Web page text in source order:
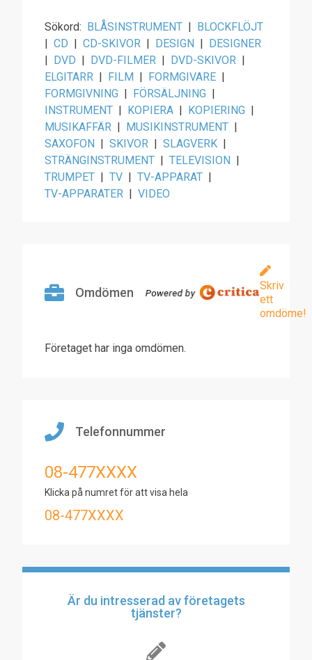
Sökord: BLÅSINSTRUMENT | BLOCKFLÖJT
| CD | CD-SKIVOR | DESIGN | DESIGNER
| DVD | DVD-FILMER | DVD-SKIVOR |
ELGITARR | FILM | FORMGIVARE |
FORMGIVNING | FÖRSÄLJNING |
INSTRUMENT | KOPIERA | KOPIERING |
MUSIKAFFÄR | MUSIKINSTRUMENT |
SAXOFON | SKIVOR | SLAGVERK |
STRÄNGINSTRUMENT | TELEVISION |
TRUMPET | TV | TV-APPARAT |
TV-APPARATER | VIDEO
Omdömen
Skriv
ett
omdöme!
Företaget har inga omdömen.
Telefonnummer
08-477XXXX
Klicka på numret för att visa hela
08-477XXXX
Är du intresserad av företagets
tjänster?